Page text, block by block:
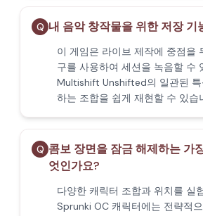
Q 내 음악 창작물을 위한 저장 기
이 게임은 라이브 제작에 중점을
구를 사용하여 세션을 녹음할 수
Multishift Unshifted의 일관된 특
하는 조합을 쉽게 재현할 수 있습
Q 콤보 장면을 잠금 해제하는 가
엇인가요?
다양한 캐릭터 조합과 위치를 실
Sprunki OC 캐릭터에는 전략적